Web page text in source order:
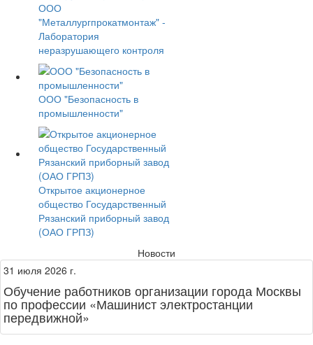
ООО
"Металлургпрокатмонтаж" -
Лаборатория
неразрушающего контроля
ООО "Безопасность в
промышленности"
Открытое акционерное
общество Государственный
Рязанский приборный завод
(ОАО ГРПЗ)
Новости
31 июля 2026 г.
Обучение работников организации города Москвы
по профессии «Машинист электростанции
передвижной»